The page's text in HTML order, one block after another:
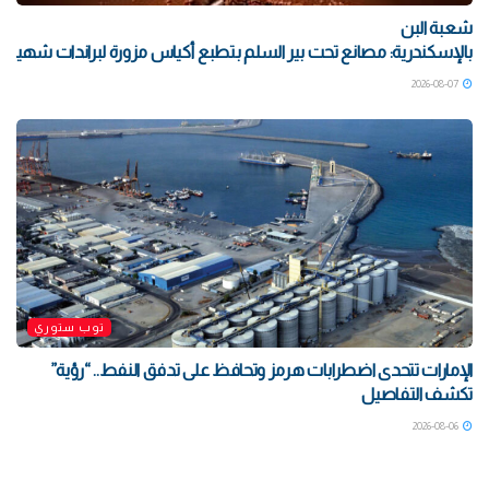
شعبة البن
بالإسكندرية: مصانع تحت بير السلم بتطبع أكياس مزورة لبراندات شهيرة
توب ستوري
الإمارات تتحدى اضطرابات هرمز وتحافظ على تدفق النفط.. “رؤية”
تكشف التفاصيل